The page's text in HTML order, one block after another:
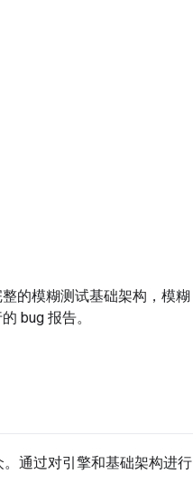
的模糊测试基础架构，模糊
bug 报告。
通过对引擎和基础架构进行